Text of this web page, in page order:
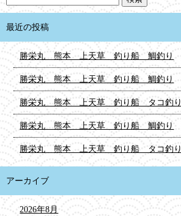
最近の投稿
勝栄丸 熊本 上天草 釣り船 鯛釣り
勝栄丸 熊本 上天草 釣り船 鯛釣り
勝栄丸 熊本 上天草 釣り船 タコ釣り
勝栄丸 熊本 上天草 釣り船 鯛釣り
勝栄丸 熊本 上天草 釣り船 タコ釣り
アーカイブ
2026年8月